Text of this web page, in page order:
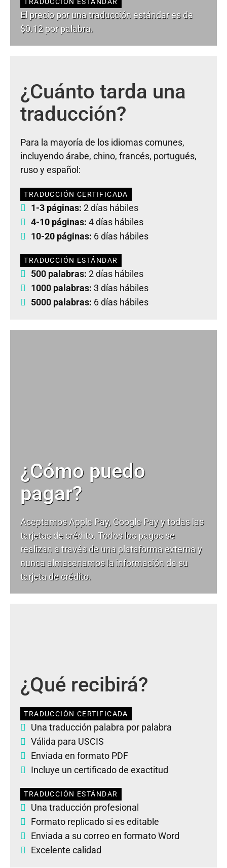
El precio por una traducción estándar es de
$0.12 por palabra.
¿Cuánto tarda una
traducción?
Para la mayoría de los idiomas comunes,
incluyendo árabe, chino, francés, portugués,
ruso y español:
TRADUCCIÓN CERTIFICADA
1-3 páginas: 2 días hábiles
4-10 páginas: 4 días hábiles
10-20 páginas: 6 días hábiles
TRADUCCIÓN ESTÁNDAR
500 palabras: 2 días hábiles
1000 palabras: 3 días hábiles
5000 palabras: 6 días hábiles
¿Cómo puedo
pagar?
Aceptamos Apple Pay, Google Pay y todas las
tarjetas de crédito. Todos los pagos se
realizan a través de una plataforma externa y
nunca almacenamos la información de su
tarjeta de crédito.
¿Qué recibirá?
TRADUCCIÓN CERTIFICADA
Una traducción palabra por palabra
Válida para USCIS
Enviada en formato PDF
Incluye un certificado de exactitud
TRADUCCIÓN ESTÁNDAR
Una traducción profesional
Formato replicado si es editable
Enviada a su correo en formato Word
Excelente calidad